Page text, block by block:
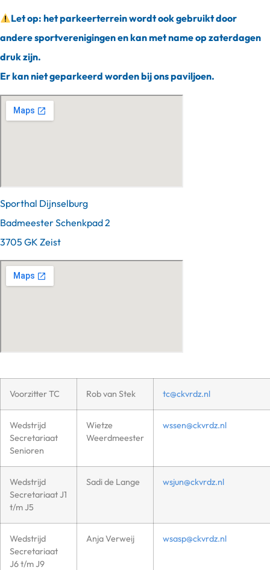
Let op: het parkeerterrein wordt ook gebruikt door
andere sportverenigingen en kan met name op zaterdagen
druk zijn.
Er kan niet geparkeerd worden bij ons paviljoen.
Sporthal Dijnselburg
Badmeester Schenkpad 2
3705 GK Zeist
Voorzitter TC Rob van Stek tc@ckvrdz.nl
Wedstrijd
Secretariaat
Senioren
Wietze
Weerdmeester
wssen@ckvrdz.nl
Wedstrijd
Secretariaat J1
t/m J5
Sadi de Lange wsjun@ckvrdz.nl
Wedstrijd
Secretariaat
J6 t/m J9
Anja Verweij wsasp@ckvrdz.nl